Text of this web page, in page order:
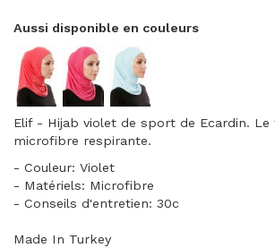
Aussi disponible en couleurs
Elif - Hijab violet de sport de Ecardin. Le
microfibre respirante.
- Couleur: Violet
- Matériels: Microfibre
- Conseils d'entretien: 30c
Made In Turkey